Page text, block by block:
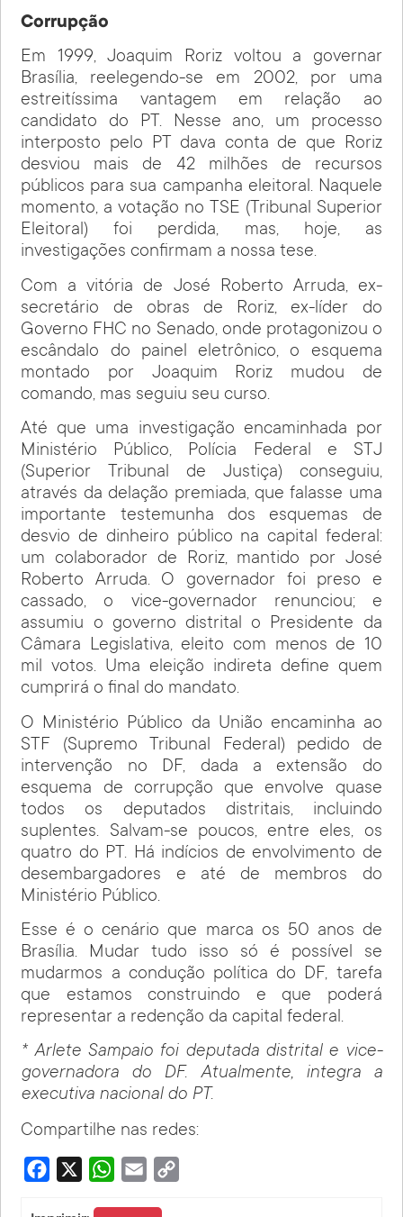
Corrupção
Em 1999, Joaquim Roriz voltou a governar
Brasília, reelegendo-se em 2002, por uma
estreitíssima vantagem em relação ao
candidato do PT. Nesse ano, um processo
interposto pelo PT dava conta de que Roriz
desviou mais de 42 milhões de recursos
públicos para sua campanha eleitoral. Naquele
momento, a votação no TSE (Tribunal Superior
Eleitoral) foi perdida, mas, hoje, as
investigações confirmam a nossa tese.
Com a vitória de José Roberto Arruda, ex-
secretário de obras de Roriz, ex-líder do
Governo FHC no Senado, onde protagonizou o
escândalo do painel eletrônico, o esquema
montado por Joaquim Roriz mudou de
comando, mas seguiu seu curso.
Até que uma investigação encaminhada por
Ministério Público, Polícia Federal e STJ
(Superior Tribunal de Justiça) conseguiu,
através da delação premiada, que falasse uma
importante testemunha dos esquemas de
desvio de dinheiro público na capital federal:
um colaborador de Roriz, mantido por José
Roberto Arruda. O governador foi preso e
cassado, o vice-governador renunciou; e
assumiu o governo distrital o Presidente da
Câmara Legislativa, eleito com menos de 10
mil votos. Uma eleição indireta define quem
cumprirá o final do mandato.
O Ministério Público da União encaminha ao
STF (Supremo Tribunal Federal) pedido de
intervenção no DF, dada a extensão do
esquema de corrupção que envolve quase
todos os deputados distritais, incluindo
suplentes. Salvam-se poucos, entre eles, os
quatro do PT. Há indícios de envolvimento de
desembargadores e até de membros do
Ministério Público.
Esse é o cenário que marca os 50 anos de
Brasília. Mudar tudo isso só é possível se
mudarmos a condução política do DF, tarefa
que estamos construindo e que poderá
representar a redenção da capital federal.
* Arlete Sampaio foi deputada distrital e vice-
governadora do DF. Atualmente, integra a
executiva nacional do PT.
Compartilhe nas redes:
Facebook WhatsApp
Email